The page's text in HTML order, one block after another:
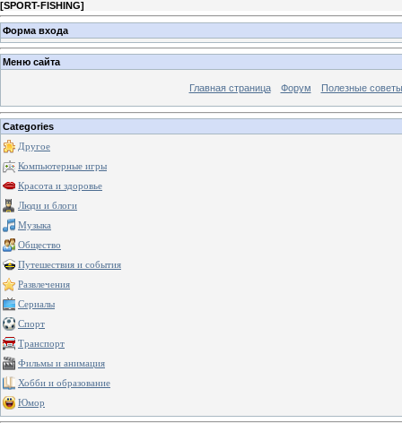
[SPORT-FISHING]
Форма входа
Меню сайта
Главная страница Форум Полезные советы
Categories
Другое
Компьютерные игры
Красота и здоровье
Люди и блоги
Музыка
Общество
Путешествия и события
Развлечения
Сериалы
Спорт
Транспорт
Фильмы и анимация
Хобби и образование
Юмор